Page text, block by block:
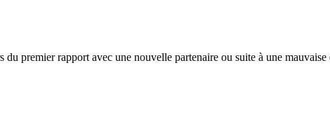
premier rapport avec une nouvelle partenaire ou suite à une